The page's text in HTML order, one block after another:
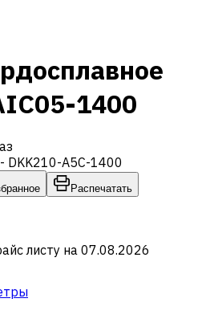
1400
DKK210-A5C-1400
Распечатать
листу на 07.08.2026